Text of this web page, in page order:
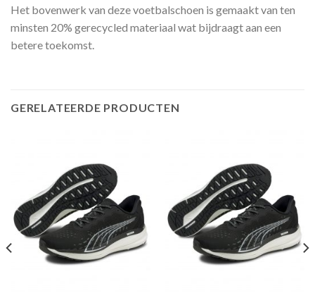
Het bovenwerk van deze voetbalschoen is gemaakt van ten
minsten 20% gerecycled materiaal wat bijdraagt aan een
betere toekomst.
GERELATEERDE PRODUCTEN